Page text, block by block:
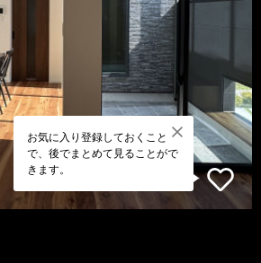
お気に入り登録しておくこと
で、後でまとめて見ることがで
きます。